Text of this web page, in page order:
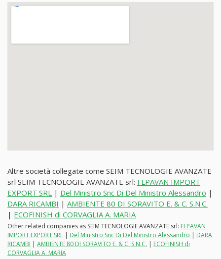
Altre società collegate come SEIM TECNOLOGIE AVANZATE
srl SEIM TECNOLOGIE AVANZATE srl: FLPAVAN IMPORT
EXPORT SRL | Del Ministro Snc Di Del Ministro Alessandro |
DARA RICAMBI | AMBIENTE 80 DI SORAVITO E. & C. S.N.C.
| ECOFINISH di CORVAGLIA A. MARIA
Other related companies as SEIM TECNOLOGIE AVANZATE srl: FLPAVAN
IMPORT EXPORT SRL | Del Ministro Snc Di Del Ministro Alessandro | DARA
RICAMBI | AMBIENTE 80 DI SORAVITO E. & C. S.N.C. | ECOFINISH di
CORVAGLIA A. MARIA